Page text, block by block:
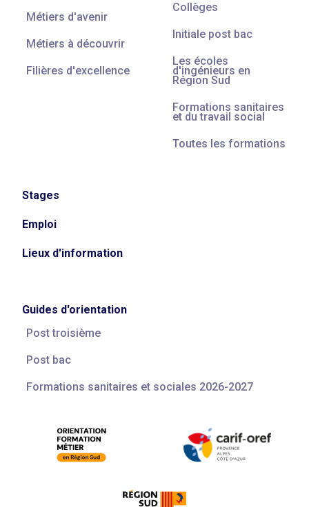
Métiers d'avenir
Métiers à découvrir
Filières d'excellence
Collèges
Initiale post bac
Les écoles
d'ingénieurs en
Région Sud
Formations sanitaires
et du travail social
Toutes les formations
Stages
Emploi
Lieux d'information
Guides d'orientation
Post troisième
Post bac
Formations sanitaires et sociales 2026-2027